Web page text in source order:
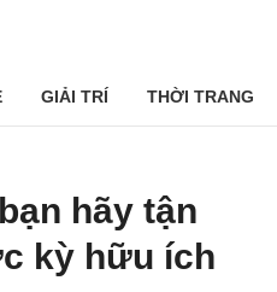
GIẢI TRÍ THỜI TRANG
hãy tận
kỳ hữu ích